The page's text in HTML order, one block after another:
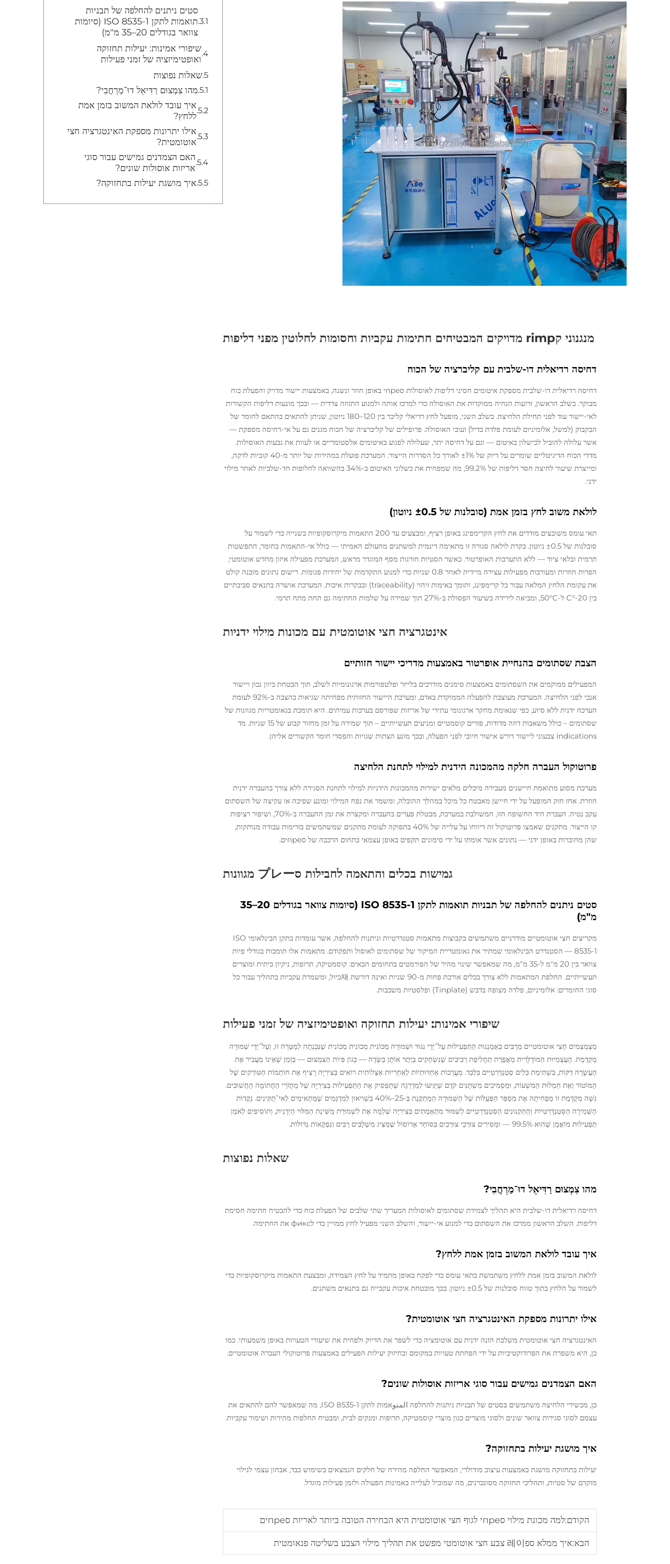
מנגנוני קrimp מדויקים המבטיחים חתימות עקביות וחסומות לחלוטין מפני דליפות
דחיסה רדיאלית דו-שלבית עם קליברציה של הכוח
דחיסה רדיאלית דו-שלבית מספקת איטומים חסיני דליפות לאוסולות סпреי באופן חוזר ונשנה, באמצעות יישור מדויק והפעלת כוח
מבוקר. בשלב הראשון, זרועות הנחיה ממוקדות את האוסולה כדי למרכז אותה ולמנוע התזוזה צדדית — ובכך מונעות דליפות הקשורות
לאי-יישור עוד לפני תחילת הלחיצה. בשלב השני, מופעל לחץ רדיאלי קליבר בין 120–180 ניוטון, שניתן להתאים בהתאם לחומר של
הבקבוק (למשל, אלומיניום לעומת פלדת בדיל) ועובי האוסולה. פרופילים של קליברציה של הכוח מגנים גם על אי-דחיסה מספקת —
אשר עלולה להוביל לכישלון באיטום — וגם על דחיסה יתר, שעלולה לפגוע באיטומים אלסטומריים או לעוות את גבעות האוסולות.
מדדי הכוח הדיגיטליים שומרים על דיוק של ±1% לאורך כל הסדרות הייצור. המערכת פועלת במהירות של יותר מ-40 קוביות לדקה,
ומייצרת שיעור לחיצה חסר דליפות של 99.2%, מה שמפחית את כשלוני האיטום ב-34% בהשוואה לחלופות חד-שלביות לאחר מילוי
ידני.
לולאת משוב לחץ בזמן אמת (סובלנות של ±0.5 ניוטון)
תאי עומס משובצים מודדים את לחץ הקרימפינג באופן רציף, ומבצעים עד 200 התאמות מיקרוסקופיות בשנייה כדי לשמור על
סובלנות של ±0.5 ניוטון. בקרת לולאה סגורה זו מתאימה דינמית למשתנים מהעולם האמיתי — כולל אי-התאמות בחומר, התפשטות
תרמית ובלאי ציוד — ללא התערבות האופרטור. כאשר הסטיות חורגות מסף המוגדר מראש, המערכת מפעילה איזון מחדש אוטומטי;
הפרות חוזרות ומעורבות מפעילות עצירה מיידית לאחר 0.8 שניות כדי למנוע התקדמות של יחידות פגומות. רישום נתונים מובנה קולט
את עקומת הלחץ המלאה עבור כל קרימפינג, ותומך באימות זיהוי (traceability) ובבקרות איכות. המערכת אושרה בתנאים סביבתיים
בין 20-°C ל-50°C, ומביאה לירידה בשיעור הפסולת ב-27% תוך שמירה על שלמות החתימה גם תחת מתח תרמי.
אינטגרציה חצי אוטומטית עם מכונות מילוי ידניות
הצבת שסתומים בהנחיית אופרטור באמצעות מדריכי יישור חזותיים
המפעילים ממוקמים את השסתומים באמצעות סימנים מודרכים בלייזר ופלטפורמות ארגונומיות לשלב, תוך הבטחת כיוון נכון ויישור
אנכי לפני הלחיצה. המערכת מעוצבת להפעלה הממוקדת באדם, ומערכת היישור החזותית מפחיתה שגיאות בהצבה ב-92% לעומת
הערכה ידנית ללא סיוע, כפי שנאומת מחקר ארגונומי עתידי של אריזות שפורסם בערכות עמיתים. היא תומכת בגאומטריות מגוונות של
שסתומים – כולל משאבות דוזה מדודות, פזרים קוסמטיים ומניעים תעשייתיים – תוך שמירה על זמן מחזור קבוע של 15 שניות. מד
indications צבעוני ליישור דורש אישור חיובי לפני הפעלה, ובכך מונע הצתות שגויות והפסדי חומר הקשורים אליהן.
פרוטוקול העברה חלקה מהמכונה הידנית למילוי לתחנת הלחיצה
מערכת מסוע מתואמת חיישנים מעבירה מיכלים מלאים ישירות מהמכונות הידניות למילוי לתחנת הסגירה ללא צורך בהעברה ידנית
חוזרת. אחז חזק המופעל על ידי חיישן מאבטח כל מיכל במהלך ההובלה, ומשמר את נפח המילוי ומונע שפיכה או עקיצה של השסתום
עקב נטיה. העברת היד החשופה הזו, המשולבת במערכת, מבטלת פערים בהעברה ומקצרת את זמן ההעברה ב-70%, ושיפור רציפות
קו הייצור. מתקנים שאמצו פרוטוקול זה דיווחו על עלייה של 40% בתפוקה לעומת מתקנים שמשתמשים בזרימות עבודה מנותקות,
שהן מחוברות באופן ידני — נתונים אשר אומתו על ידי סימונים תקפים באופן עצמאי בתחום הרכבה של סпреים.
גמישות בכלים והתאמה לחבילות סプレー מגוונות
סטים ניתנים להחלפה של תבניות תואמות לתקן ISO 8535-1 (סיומות צוואר בגודלים 20–35
מ"מ)
מקריצים חצי אוטומטיים מודרניים משתמשים בקבוצות מתאמות סטנדרטיות וניתנות להחלפה, אשר עומדות בתקן הבינלאומי ISO
8535-1 — הסטנדרט הבינלאומי שמתיר את גאומטריית המיקור של שסתומים לאוסול ותפקודם. מתאמות אלו תומכות בגודלי פיות
צוואר בין 20 מ"מ ל-35 מ"מ, מה שמאפשר שינוי מהיר של הפורמטים בתחומים הבאים: קוסמטיקה, תרופות, ניקיון ביתית ומוצרים
תעשייתיים. החלפת המתאמות ללא צורך בכלים אורכת פחות מ-90 שניות ואינה דורשת 재כיול, ומשמרת עקביות בתהליך עבור כל
סוגי החומרים: אלומיניום, פלדה מצופה בדבש (Tinplate) ופלסטיות משכבות.
שיפורי אמינות: יעילות תחזוקה ואופטימיזציה של זמני פעילות
מְצַמְצְמִים חֶצִי אוטומטיים מַרְבִּים בְּאֻמְנָנוּת הַתַּפְעִילוּת עַל־יְדֵי נִגּוּד וּשְׁמוּרָה מְכוֹנִית מְכוֹנִית מְכוֹנִית שֶׁנִּבְנְתָה לְמַטָּרָה זוּ, וְעַל־יְדֵי שְׁמוּרָה
מְקַדֶּמֶת. הָעֲצָמִיּוּת הַמּוֹדֻלָּרִית מַאֲפֶרֶת תַּחֲלִיפַת רַכִּיבִים שֶׁנִּשְׂחָקִים בְּיֶתֶר אוֹתָן בַּשָּׂדֶה — כְּגוֹן פִּיוֹת הַצִּמְצוּם — בְּזְמַן שֶׁאֵינוֹ מַעֲבִיר אֶת
הָעֲשָׂרָה דַּקּוֹת, בִּשְׁתִּימַת כֵּלִים סְטַנְדַּרְטִיִּים בִּלְבַד. מַעֲרָכוֹת אַחְדּוּתִיּוֹת לְאַחְרִיוּת אַצְלוֹתִית רוֹאִים בְּצִירִיָּה רָצִיף אֶת חוֹתְמוֹת הַטּוֹרְקִים שֶׁל
הַמּוֹטוֹר וְאֶת חַמְלוּת הַמִּשְׁעוֹת, וּמַסְמִיכִים מִשְׁתַּנִּים קֹדֶם שֶׁיַּגִּיעוּ לְמַדְרֵגָה שֶׁתַּפְסִיק אֶת הַתַּפְעִילוּת בְּצִירִיָּה שֶׁל מַחֲזֹרֵי הַחֲתוֹמָה הַחֲשׁוּבִים.
גִּשָּׁה מְקַדֶּמֶת זוֹ מַפְחִיתָה אֶת מִסְפַּר הַפְּעֻלּוֹת שֶׁל הַשְּׁמוּרָה הַמְתַקֶּנֶת בְּ-25–40% בִּשְׁוִיאוּן לְמִדְגָּמִים שֶׁמַּתְאִימִים לְאִי־תַקִּינִים. נְקֻדוֹת
הַשְּׁמִירָה הַסְּטַנְדַּרְטִיּוֹת וְהַתַּקְנוּנִים הַסְּטַנְדַּרְטִיִּים לְשִׁמּוּר מִתְאַמְתִּים בְּצִירִיָּה שְׁלֵמָה אֶת לִשְׁמוּרַת מַשִּׁינַת הַמִּלּוּי הַיְדָנִית, וְתוֹסִיפִים לְאֹמֶן
תַּפְעִילוּת מוֹאֲמָן שֶׁהוּא 99.5% — וּמַסִּירִים צוּרְכֵי צוּרְכִים בְּסוֹחַר אֶרוֹסוֹל שֶׁמַּצִּיג מִשְׁלָבִים רַבִּים וְנִפְקָאוֹת גְּדוֹלוֹת.
שאלות נפוצות
מהו צִמְצוּם רַדִּיאֵל דוּ־מַרְחֲבִי?
דחיסה רדיאלית דו-שלבית היא תהליך לצמידת שסתומים לאוסולות המעריך שתי שלבים של הפעלת כוח כדי להבטיח חתימה חסימת
דליפות. השלב הראשון ממרכז את השסתום כדי למנוע אי-יישור, והשלב השני מפעיל לחץ ממויין כדי לфикс את החתימה.
איך עובד לולאת המשוב בזמן אמת ללחץ?
לולאת המשוב בזמן אמת ללחץ משתמשת בתאי עומס כדי לפקח באופן מתמיד על לחץ הצמידה, ומבצעת התאמות מיקרוסקופיות כדי
לשמור על הלחץ בתוך טווח סובלנות של ±0.5 ניוטון. בכך מובטחת איכות עקבייה גם בתנאים משתנים.
אילו יתרונות מספקת האינטגרציה חצי אוטומטית?
האינטגרציה חצי אוטומטית משלבת הזנה ידנית עם אוטומציה כדי לשפר את הדיוק ולפחית את שיעורי הטעויות באופן משמעותי. כמו
כן, היא משפרת את הפרודוקטיביות על ידי הפחתת טעויות במקומם ובחיזוק יעילות הפעילים באמצעות פרוטוקולי העברה אוטומטיים.
האם הצמדנים גמישים עבור סוגי אריזות אוסולות שונים?
כן, מכשירי הלחיצה משתמשים בסטים של תבניות ניתנות להחלפה المتوאמות לתקן ISO 8535-1, מה שמאפשר להם להתאים את
עצמם לסוגי סגירות צוואר שונים ולסוגי מוצרים כגון מוצרי קוסמטיקה, תרופות ומנקים לבית, ומבטיח החלפות מהירות ושימור עקביות.
איך מושגת יעילות בתחזוקה?
יעילות בתחזוקה מושגת באמצעות עיצוב מודולרי, המאפשר החלפה מהירה של חלקים הנמצאים בשימוש כבד, אבחון עצמי לגילוי
מוקדם של סטיות, ותהליכי תחזוקה מסונכרנים, מה שמוביל לעלייה באמינות הפעולה ולזמן פעילות מוגדל.
הקודם:למה מכונת מילוי סпреי לגוף חצי אוטומטית היא הבחירה הטובה ביותר לאריזת סпреים
הבא:איך ממלא ספ레이 צבע חצי אוטומטי מפשט את תהליך מילוי הצבע בשליטה פנאומטית
סטים ניתנים להחלפה של תבניות
תואמות לתקן ISO 8535-1 (סיומות
צוואר בגודלים 20–35 מ"מ)
שיפורי אמינות: יעילות תחזוקה
ואופטימיזציה של זמני פעילות
שאלות נפוצות
מהו צִמְצוּם רַדִּיאֵל דוּ־מַרְחֲבִי?
איך עובד לולאת המשוב בזמן אמת
ללחץ?
אילו יתרונות מספקת האינטגרציה חצי
אוטומטית?
האם הצמדנים גמישים עבור סוגי
אריזות אוסולות שונים?
איך מושגת יעילות בתחזוקה?